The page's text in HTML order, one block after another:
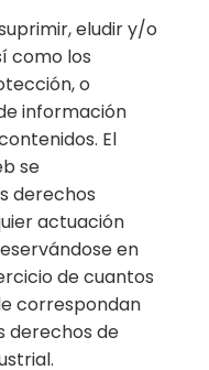
eludir y/o
como los
o
información
El
se
derechos
actuación
en
de cuantos
correspondan
derechos de